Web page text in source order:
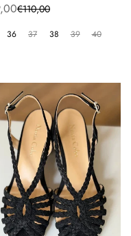
€110,00
36 37 38 39
40